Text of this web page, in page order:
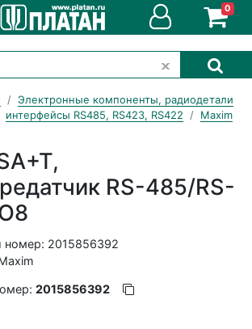
0
Электронные компоненты, радиодетали
интерфейсы RS485, RS423, RS422 Maxim
RS-485/RS-
номер: 2015856392
2015856392